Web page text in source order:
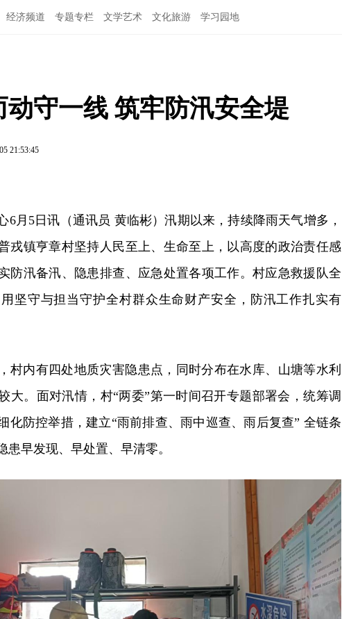
经济频道 专题专栏 文学艺术 文化旅游 学习园地
守一线 筑牢防汛安全堤
21:53:45
6月5日讯（通讯员 黄临彬）汛期以来，持续降雨天气增多，
戎镇亨章村坚持人民至上、生命至上，以高度的政治责任感
防汛备汛、隐患排查、应急处置各项工作。村应急救援队全
坚守与担当守护全村群众生命财产安全，防汛工作扎实有
村内有四处地质灾害隐患点，同时分布在水库、山塘等水利
大。面对汛情，村“两委”第一时间召开专题部署会，统筹调
化防控举措，建立“雨前排查、雨中巡查、雨后复查” 全链条
患早发现、早处置、早清零。